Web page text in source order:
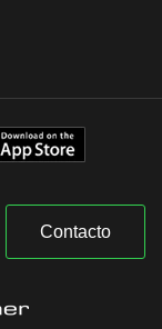
Contacto